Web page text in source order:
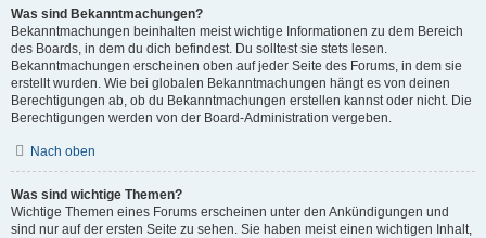
Was sind Bekanntmachungen?
Bekanntmachungen beinhalten meist wichtige Informationen zu dem Bereich
des Boards, in dem du dich befindest. Du solltest sie stets lesen.
Bekanntmachungen erscheinen oben auf jeder Seite des Forums, in dem sie
erstellt wurden. Wie bei globalen Bekanntmachungen hängt es von deinen
Berechtigungen ab, ob du Bekanntmachungen erstellen kannst oder nicht. Die
Berechtigungen werden von der Board-Administration vergeben.
Nach oben
Was sind wichtige Themen?
Wichtige Themen eines Forums erscheinen unter den Ankündigungen und
sind nur auf der ersten Seite zu sehen. Sie haben meist einen wichtigen Inhalt,